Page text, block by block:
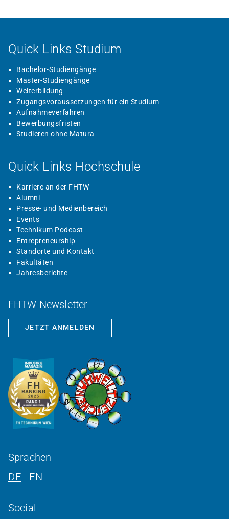
Quick Links Studium
Bachelor-Studiengänge
Master-Studiengänge
Weiterbildung
Zugangsvoraussetzungen für ein Studium
Aufnahmeverfahren
Bewerbungsfristen
Studieren ohne Matura
Quick Links Hochschule
Karriere an der FHTW
Alumni
Presse- und Medienbereich
Events
Technikum Podcast
Entrepreneurship
Standorte und Kontakt
Fakultäten
Jahresberichte
FHTW Newsletter
JETZT ANMELDEN
Sprachen
DE
EN
Social